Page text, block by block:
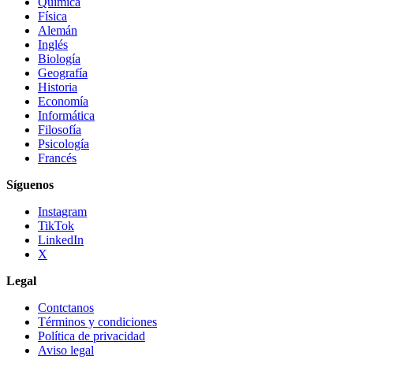
Física
Alemán
Inglés
Biología
Geografía
Historia
Economía
Informática
Filosofía
Psicología
Francés
Síguenos
Instagram
TikTok
LinkedIn
X
Legal
Contctanos
Términos y condiciones
Política de privacidad
Aviso legal